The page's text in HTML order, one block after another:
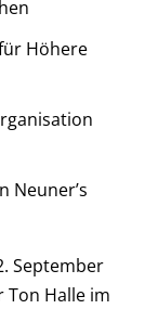
Höhere
Neuner’s
September
Ton Halle im